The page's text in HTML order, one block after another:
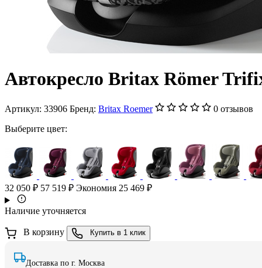
Автокресло Britax Römer
Артикул: 33906 Бренд: Britax Roemer
0 отзывов
Выберите цвет:
32 050 ₽ 57 519 ₽ Экономия 25 469 ₽
Наличие уточняется
В корзину Купить в 1 клик
Доставка по г. Москва